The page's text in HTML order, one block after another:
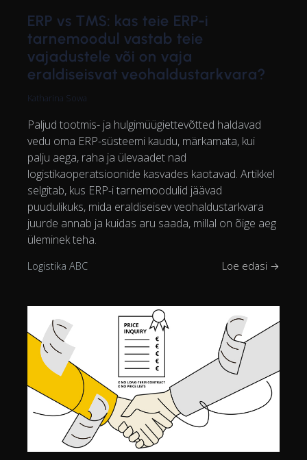
ERP vs TMS: kas teie ERP-i
tarnemoodul vastab teie
vajadustele või on vaja
eraldiseisvat veohaldustarkvara?
Katharina Sowa
Paljud tootmis- ja hulgimüügiettevõtted haldavad
vedu oma ERP-süsteemi kaudu, märkamata, kui
palju aega, raha ja ülevaadet nad
logistikaoperatsioonide kasvades kaotavad. Artikkel
selgitab, kus ERP-i tarnemoodulid jäävad
puudulikuks, mida eraldiseisev veohaldustarkvara
juurde annab ja kuidas aru saada, millal on õige aeg
üleminek teha.
Logistika ABC Loe edasi →